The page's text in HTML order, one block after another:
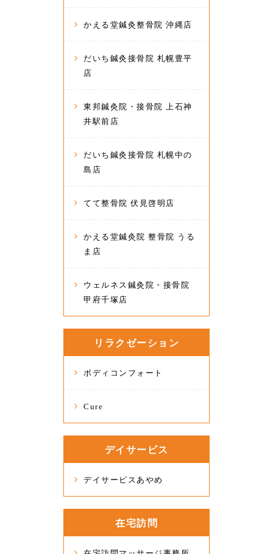
かえる堂鍼灸整骨院 沖縄店
だいち鍼灸接骨院 札幌豊平
店
東邦鍼灸院・接骨院 上石神
井駅前店
だいち鍼灸接骨院 札幌中の
島店
てて整骨院 伏見啓明店
かえる堂鍼灸院 整骨院 うる
ま店
ウェルネス鍼灸院・接骨院
甲府千塚店
リラクゼーション
ボディコンフォート
Cure
デイサービス
デイサービスあやめ
在宅訪問